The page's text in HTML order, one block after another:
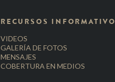
RECURSOS
VIDEOS
GALERÍA DE FOTOS
MENSAJES
COBERTURA EN MEDIOS